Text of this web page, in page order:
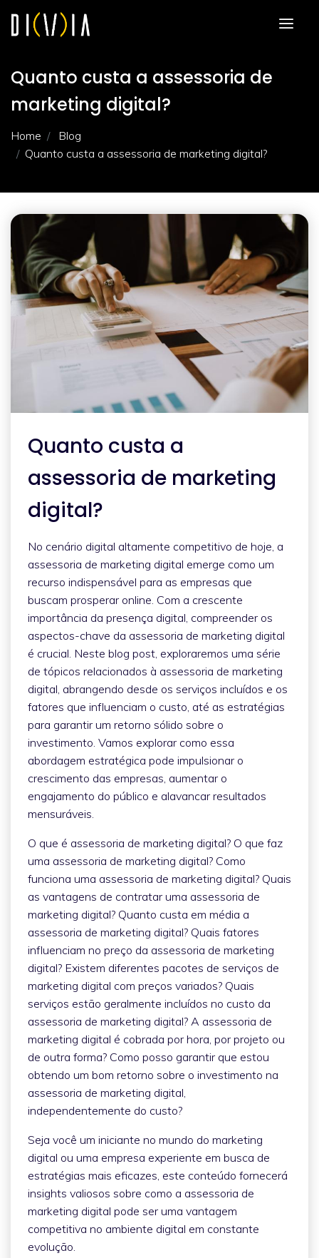
Quanto custa a assessoria de
marketing digital?
Home
Blog
Quanto custa a assessoria de marketing digital?
Quanto custa a
assessoria de marketing
digital?
No cenário digital altamente competitivo de hoje, a
assessoria de marketing digital emerge como um
recurso indispensável para as empresas que
buscam prosperar online. Com a crescente
importância da presença digital, compreender os
aspectos-chave da assessoria de marketing digital
é crucial. Neste blog post, exploraremos uma série
de tópicos relacionados à assessoria de marketing
digital, abrangendo desde os serviços incluídos e os
fatores que influenciam o custo, até as estratégias
para garantir um retorno sólido sobre o
investimento. Vamos explorar como essa
abordagem estratégica pode impulsionar o
crescimento das empresas, aumentar o
engajamento do público e alavancar resultados
mensuráveis.
O que é assessoria de marketing digital? O que faz
uma assessoria de marketing digital? Como
funciona uma assessoria de marketing digital? Quais
as vantagens de contratar uma assessoria de
marketing digital? Quanto custa em média a
assessoria de marketing digital? Quais fatores
influenciam no preço da assessoria de marketing
digital? Existem diferentes pacotes de serviços de
marketing digital com preços variados? Quais
serviços estão geralmente incluídos no custo da
assessoria de marketing digital? A assessoria de
marketing digital é cobrada por hora, por projeto ou
de outra forma? Como posso garantir que estou
obtendo um bom retorno sobre o investimento na
assessoria de marketing digital,
independentemente do custo?
Seja você um iniciante no mundo do marketing
digital ou uma empresa experiente em busca de
estratégias mais eficazes, este conteúdo fornecerá
insights valiosos sobre como a assessoria de
marketing digital pode ser uma vantagem
competitiva no ambiente digital em constante
evolução.